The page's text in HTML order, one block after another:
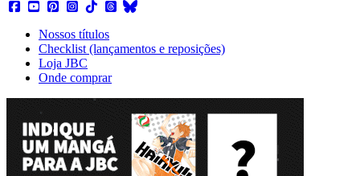
Nossos títulos
Checklist (lançamentos e reposições)
Loja JBC
Onde comprar